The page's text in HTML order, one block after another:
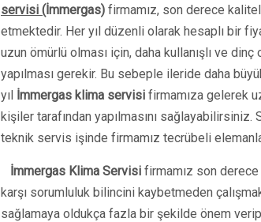
servisi (İmmergas) firmamız, son derece
etmektedir. Her yıl düzenli olarak hesaplı bir
uzun ömürlü olması için, daha kullanışlı ve dinç
yapılması gerekir. Bu sebeple ileride daha
yıl İmmergas klima servisi firmamıza gelerek
kişiler tarafından yapılmasını
teknik servis işinde firmamız tecrübeli
İmmergas Klima Servisi firmamız son
karşı sorumluluk bilincini kaybetmeden
sağlamaya oldukça fazla bir şekilde önem verip